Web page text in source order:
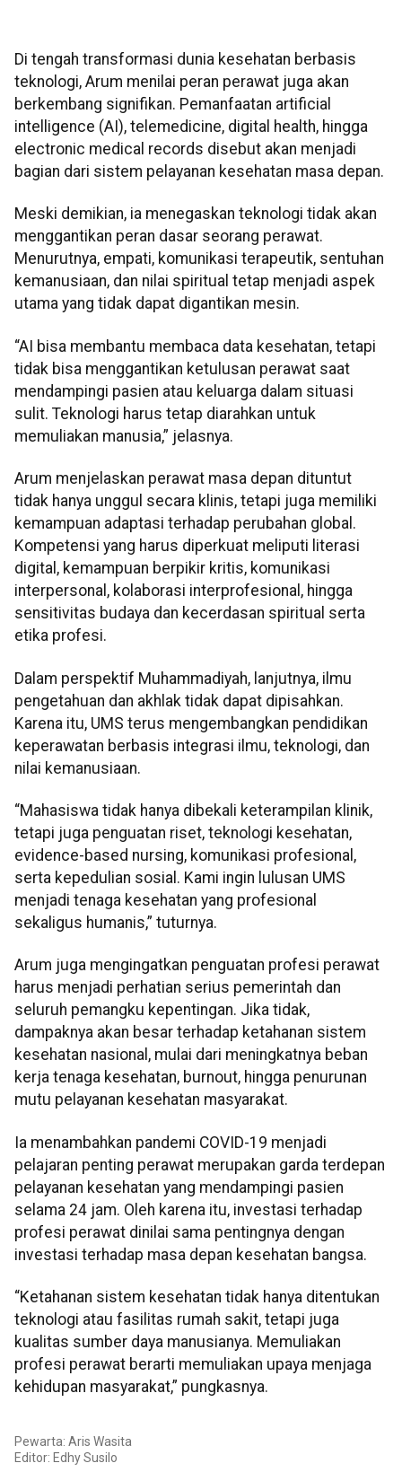
Di tengah transformasi dunia kesehatan berbasis
teknologi, Arum menilai peran perawat juga akan
berkembang signifikan. Pemanfaatan artificial
intelligence (AI), telemedicine, digital health, hingga
electronic medical records disebut akan menjadi
bagian dari sistem pelayanan kesehatan masa depan.
Meski demikian, ia menegaskan teknologi tidak akan
menggantikan peran dasar seorang perawat.
Menurutnya, empati, komunikasi terapeutik, sentuhan
kemanusiaan, dan nilai spiritual tetap menjadi aspek
utama yang tidak dapat digantikan mesin.
“AI bisa membantu membaca data kesehatan, tetapi
tidak bisa menggantikan ketulusan perawat saat
mendampingi pasien atau keluarga dalam situasi
sulit. Teknologi harus tetap diarahkan untuk
memuliakan manusia,” jelasnya.
Arum menjelaskan perawat masa depan dituntut
tidak hanya unggul secara klinis, tetapi juga memiliki
kemampuan adaptasi terhadap perubahan global.
Kompetensi yang harus diperkuat meliputi literasi
digital, kemampuan berpikir kritis, komunikasi
interpersonal, kolaborasi interprofesional, hingga
sensitivitas budaya dan kecerdasan spiritual serta
etika profesi.
Dalam perspektif Muhammadiyah, lanjutnya, ilmu
pengetahuan dan akhlak tidak dapat dipisahkan.
Karena itu, UMS terus mengembangkan pendidikan
keperawatan berbasis integrasi ilmu, teknologi, dan
nilai kemanusiaan.
“Mahasiswa tidak hanya dibekali keterampilan klinik,
tetapi juga penguatan riset, teknologi kesehatan,
evidence-based nursing, komunikasi profesional,
serta kepedulian sosial. Kami ingin lulusan UMS
menjadi tenaga kesehatan yang profesional
sekaligus humanis,” tuturnya.
Arum juga mengingatkan penguatan profesi perawat
harus menjadi perhatian serius pemerintah dan
seluruh pemangku kepentingan. Jika tidak,
dampaknya akan besar terhadap ketahanan sistem
kesehatan nasional, mulai dari meningkatnya beban
kerja tenaga kesehatan, burnout, hingga penurunan
mutu pelayanan kesehatan masyarakat.
Ia menambahkan pandemi COVID-19 menjadi
pelajaran penting perawat merupakan garda terdepan
pelayanan kesehatan yang mendampingi pasien
selama 24 jam. Oleh karena itu, investasi terhadap
profesi perawat dinilai sama pentingnya dengan
investasi terhadap masa depan kesehatan bangsa.
“Ketahanan sistem kesehatan tidak hanya ditentukan
teknologi atau fasilitas rumah sakit, tetapi juga
kualitas sumber daya manusianya. Memuliakan
profesi perawat berarti memuliakan upaya menjaga
kehidupan masyarakat,” pungkasnya.
Pewarta: Aris Wasita
Editor: Edhy Susilo